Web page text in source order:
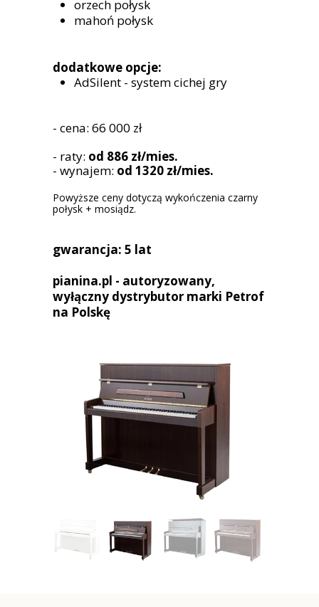
orzech połysk
mahoń połysk
dodatkowe opcje:
AdSilent - system cichej gry
- cena: 66 000 zł
- raty: od 886 zł/mies.
- wynajem: od 1320 zł/mies.
Powyższe ceny dotyczą wykończenia czarny
połysk + mosiądz.
gwarancja: 5 lat
pianina.pl - autoryzowany,
wyłączny dystrybutor marki Petrof
na Polskę